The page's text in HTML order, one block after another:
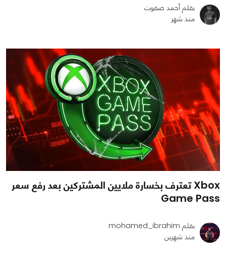
0
بقلم أحمد صفوت
منذ شهر
Xbox تعترف بخسارة ملايين المشتركين بعد رفع سعر
Game Pass
بقلم mohamed_ibrahim
منذ شهرين